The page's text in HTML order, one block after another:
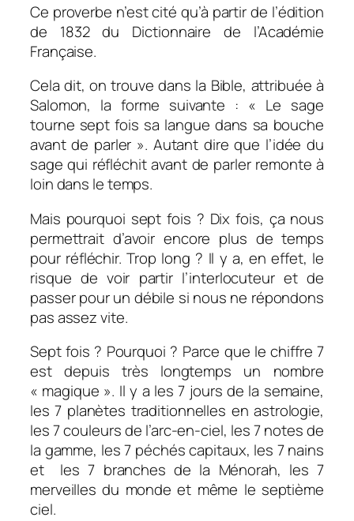
Ce proverbe n’est cité qu’à partir de l’édition
de 1832 du Dictionnaire de l’Académie
Française.
Cela dit, on trouve dans la Bible, attribuée à
Salomon, la forme suivante : « Le sage
tourne sept fois sa langue dans sa bouche
avant de parler ». Autant dire que l’idée du
sage qui réfléchit avant de parler remonte à
loin dans le temps.
Mais pourquoi sept fois ? Dix fois, ça nous
permettrait d’avoir encore plus de temps
pour réfléchir. Trop long ? Il y a, en effet, le
risque de voir partir l’interlocuteur et de
passer pour un débile si nous ne répondons
pas assez vite.
Sept fois ? Pourquoi ? Parce que le chiffre 7
est depuis très longtemps un nombre
« magique ». Il y a les 7 jours de la semaine,
les 7 planètes traditionnelles en astrologie,
les 7 couleurs de l’arc-en-ciel, les 7 notes de
la gamme, les 7 péchés capitaux, les 7 nains
et les 7 branches de la Ménorah, les 7
merveilles du monde et même le septième
ciel.